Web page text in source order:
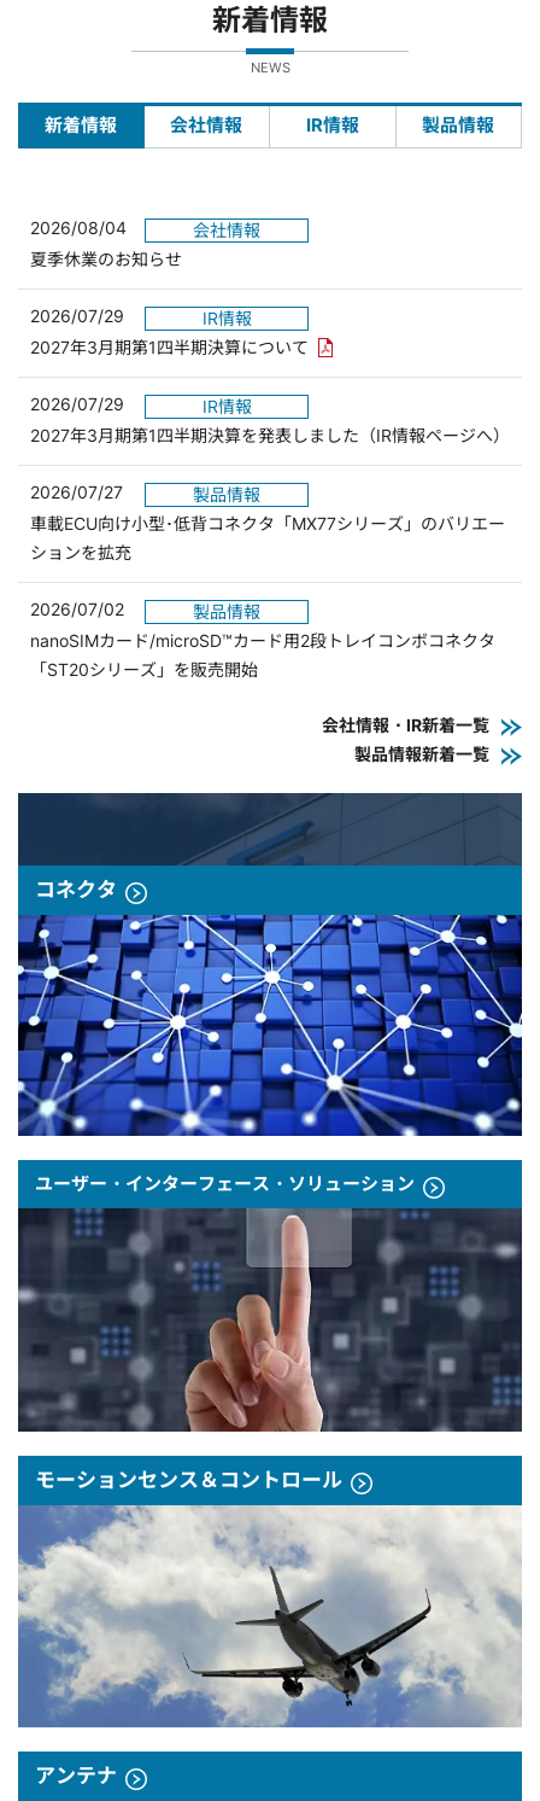
新着情報
NEWS
新着情報 会社情報 IR情報 製品情報
2026/08/04
会社情報
夏季休業のお知らせ
2026/07/29
IR情報
2027年3月期第1四半期決算について PDFリンクを新しいウィンド
2026/07/29
IR情報
2027年3月期第1四半期決算を発表しました（IR情報ページへ）
2026/07/27
製品情報
車載ECU向け小型･低背コネクタ「MX77シリーズ」のバリエー
ションを拡充
2026/07/02
製品情報
nanoSIMカード/microSD™カード用2段トレイコンボコネクタ
「ST20シリーズ」を販売開始
会社情報・IR新着一覧
製品情報新着一覧
コネクタ
ユーザー・インターフェース・ソリューション
モーションセンス＆コントロール
アンテナ